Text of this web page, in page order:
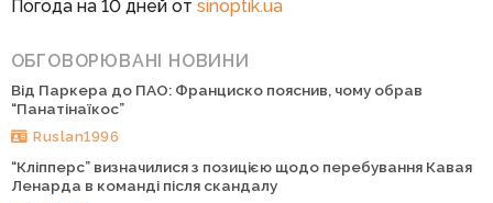
Погода на 10 дней от sinoptik.ua
ОБГОВОРЮВАНІ НОВИНИ
Від Паркера до ПАО: Франциско пояснив, чому обрав
“Панатінаїкос”
Ruslan1996
“Кліпперс” визначилися з позицією щодо перебування Кавая
Ленарда в команді після скандалу